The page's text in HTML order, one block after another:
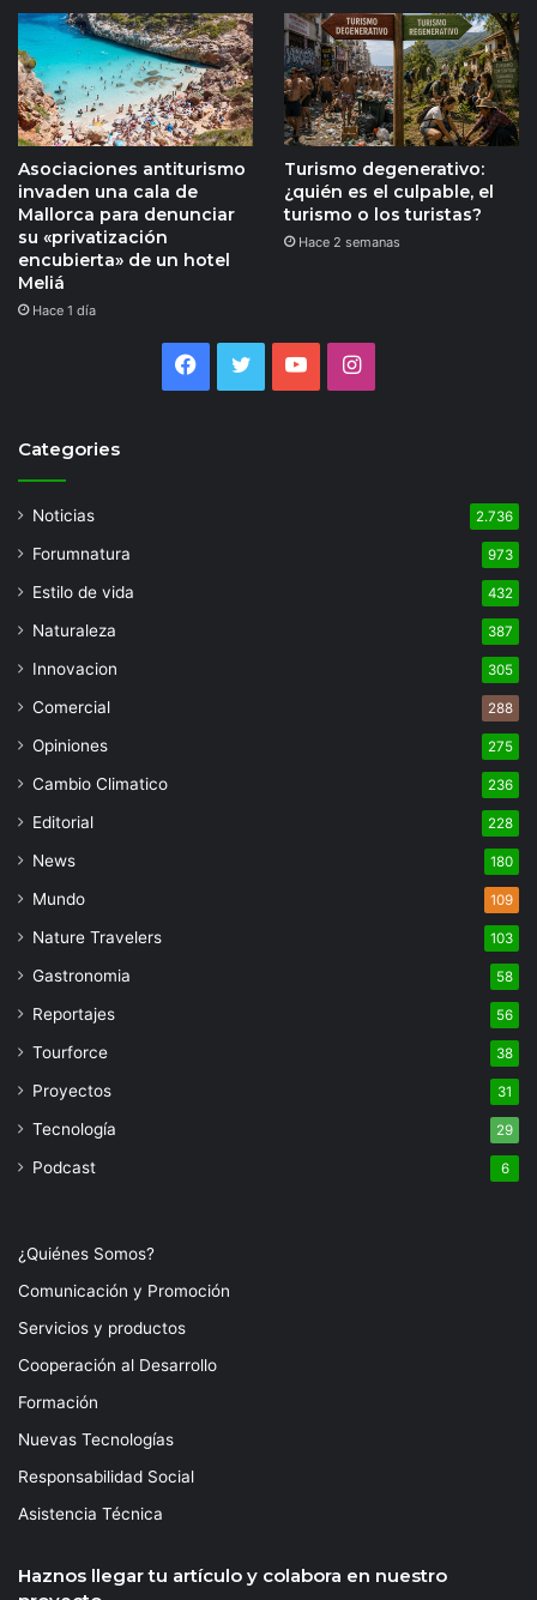
Asociaciones antiturismo
invaden una cala de
Mallorca para denunciar
su «privatización
encubierta» de un hotel
Meliá
Hace 1 día
Turismo degenerativo:
¿quién es el culpable, el
turismo o los turistas?
Hace 2 semanas
Facebook
TwitterYouTubeInstagram
Categories
Noticias 2.736
Forumnatura 973
Estilo de vida 432
Naturaleza 387
Innovacion 305
Comercial 288
Opiniones 275
Cambio Climatico 236
Editorial 228
News 180
Mundo 109
Nature Travelers 103
Gastronomia 58
Reportajes 56
Tourforce 38
Proyectos 31
Tecnología 29
Podcast 6
¿Quiénes Somos?
Comunicación y Promoción
Servicios y productos
Cooperación al Desarrollo
Formación
Nuevas Tecnologías
Responsabilidad Social
Asistencia Técnica
Haznos llegar tu artículo y colabora en nuestro